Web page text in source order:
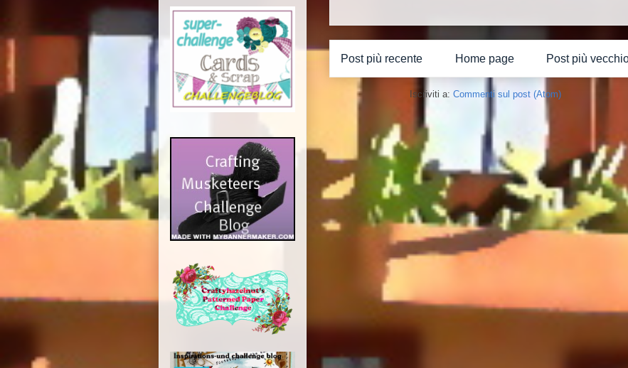
Post più recente Post più
Home page
Iscriviti a: Commenti sul post (Atom)